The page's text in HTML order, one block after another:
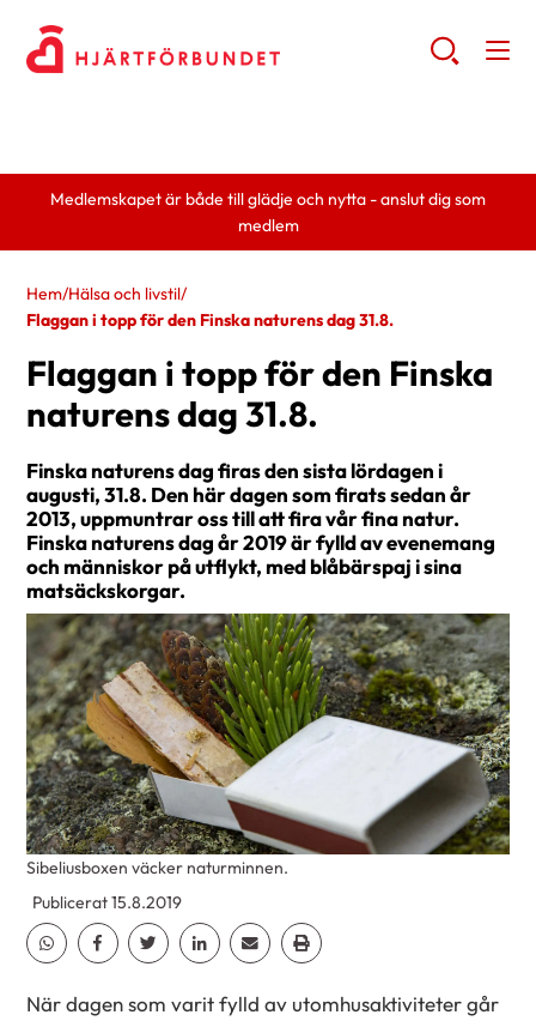
Medlemskapet är både till glädje och nytta - anslut dig som
medlem
Hem/Hälsa och livstil/
Flaggan i topp för den Finska naturens dag 31.8.
Flaggan i topp för den Finska
naturens dag 31.8.
Finska naturens dag firas den sista lördagen i
augusti, 31.8. Den här dagen som firats sedan år
2013, uppmuntrar oss till att fira vår fina natur.
Finska naturens dag år 2019 är fylld av evenemang
och människor på utflykt, med blåbärspaj i sina
matsäckskorgar.
Publicerat 15.8.2019
Dela Whatsapp
Dela Facebook
Dela TwitterDela LinkedinDela EmailDela Print
Sibeliusboxen väcker naturminnen.
När dagen som varit fylld av utomhusaktiviteter går